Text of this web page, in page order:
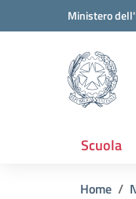
Vai ai contenuti
Vai al menu diMinistero
scuola
Scuola
Home